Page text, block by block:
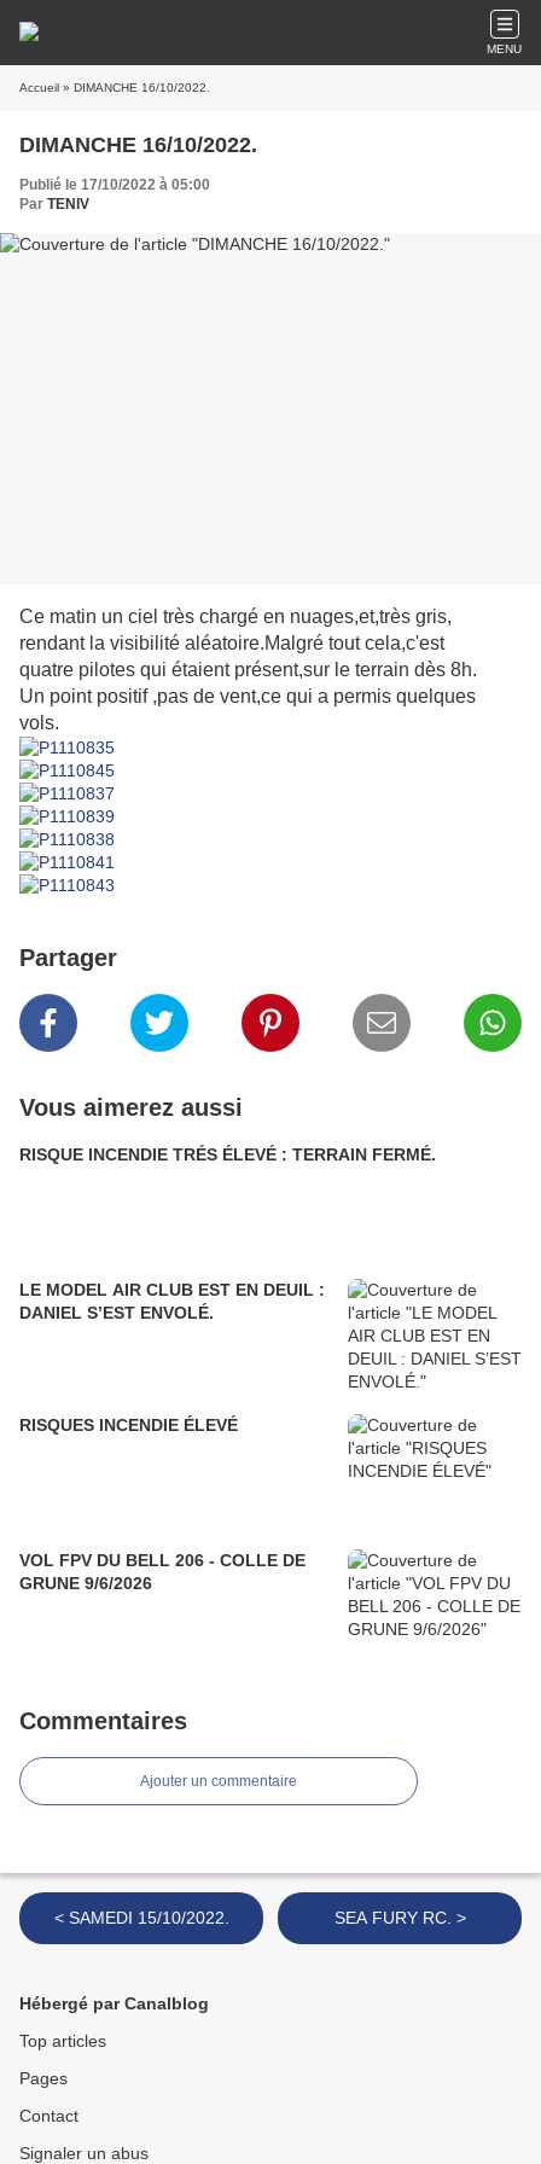
MENU
Accueil » DIMANCHE 16/10/2022.
DIMANCHE 16/10/2022.
Publié le 17/10/2022 à 05:00
Par TENIV
Ce matin un ciel très chargé en nuages,et,très gris,
rendant la visibilité aléatoire.Malgré tout cela,c'est
quatre pilotes qui étaient présent,sur le terrain dès 8h.
Un point positif ,pas de vent,ce qui a permis quelques
vols.
Partager
Vous aimerez aussi
RISQUE INCENDIE TRÉS ÉLEVÉ : TERRAIN FERMÉ.
LE MODEL AIR CLUB EST EN DEUIL :
DANIEL S’EST ENVOLÉ.
RISQUES INCENDIE ÉLEVÉ
VOL FPV DU BELL 206 - COLLE DE
GRUNE 9/6/2026
Commentaires
Ajouter un commentaire
< SAMEDI 15/10/2022. SEA FURY RC. >
Hébergé par Canalblog
Top articles
Pages
Contact
Signaler un abus